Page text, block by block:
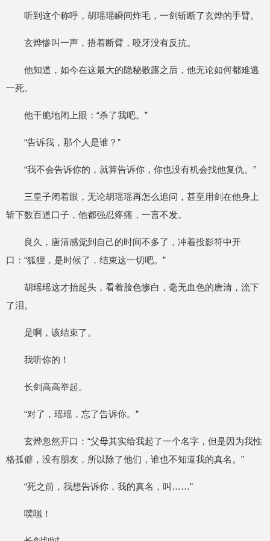
听到这个称呼，胡瑶瑶瞬间炸毛，一剑斩断了玄烨的手臂。
玄烨惨叫一声，捂着断臂，咬牙没有反抗。
他知道，如今在这最大的隐秘败露之后，他无论如何都难逃
一死。
他干脆地闭上眼：“杀了我吧。”
“告诉我，那个人是谁？”
“我不会告诉你的，就算告诉你，你也没有机会找他复仇。”
三皇子闭着眼，无论胡瑶瑶再怎么追问，甚至用剑在他身上
斩下数百道口子，他都强忍疼痛，一言不发。
良久，唐清感觉到自己的时间不多了，冲着投影符中开
口：“狐狸，是时候了，结束这一切吧。”
胡瑶瑶这才抬起头，看着脸色惨白，毫无血色的唐清，流下
了泪。
是啊，该结束了。
我听你的！
长剑高高举起。
“对了，瑶瑶，忘了告诉你。”
玄烨忽然开口：“父母其实给我起了一个名字，但是因为我性
格孤僻，没有朋友，所以除了他们，谁也不知道我的真名。”
“死之前，我想告诉你，我的真名，叫……”
噗嗤！